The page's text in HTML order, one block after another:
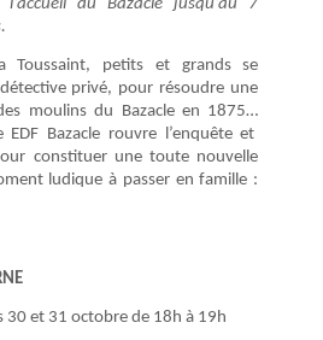
du Bazacle jusqu’au 7
Toussaint, petits et grands se
privé, pour résoudre une
moulins du Bazacle en 1875…
EDF Bazacle rouvre l’enquête et
constituer une toute nouvelle
ludique à passer en famille :
30 et 31 octobre de 18h à 19h